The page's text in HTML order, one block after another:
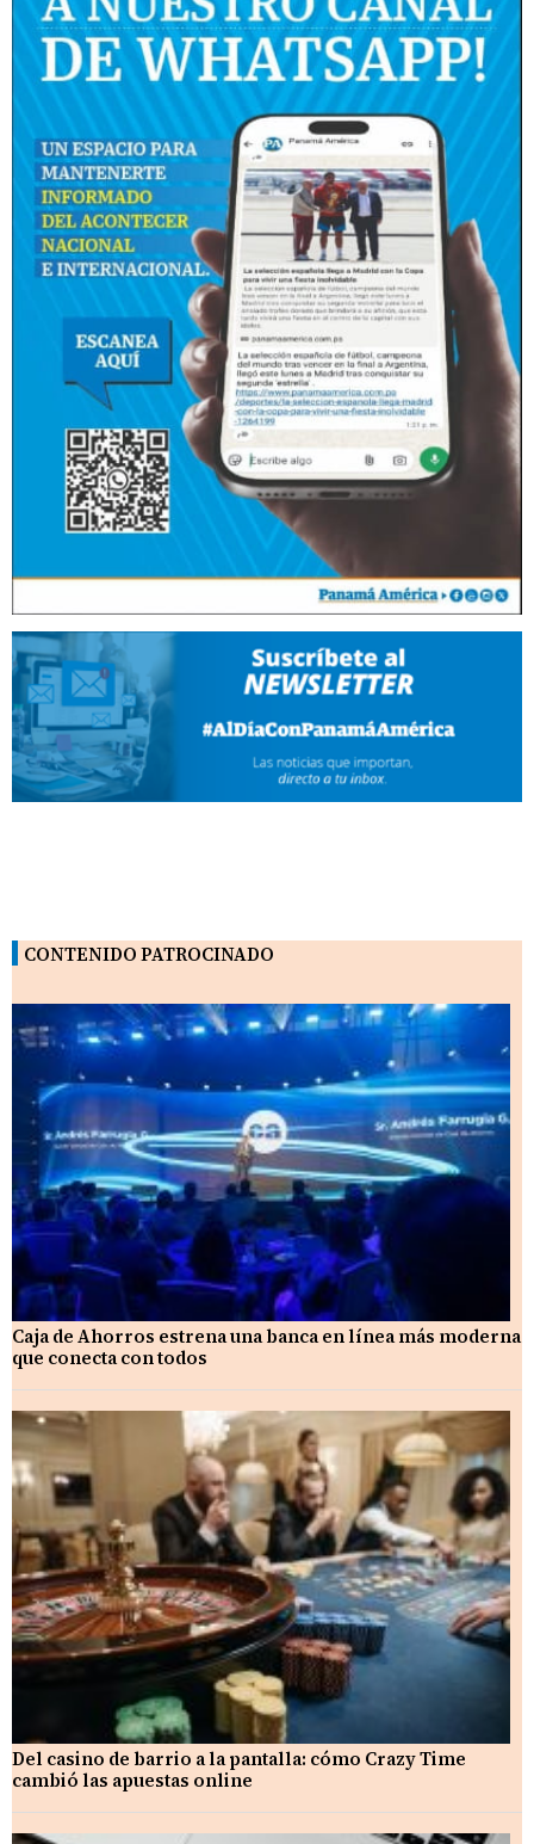
CONTENIDO PATROCINADO
Caja de Ahorros estrena una banca en línea más moderna
que conecta con todos
Del casino de barrio a la pantalla: cómo Crazy Time
cambió las apuestas online